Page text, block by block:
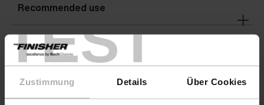
TEST
Zustimmung Details Über Cookies
Recommended use
Warnings